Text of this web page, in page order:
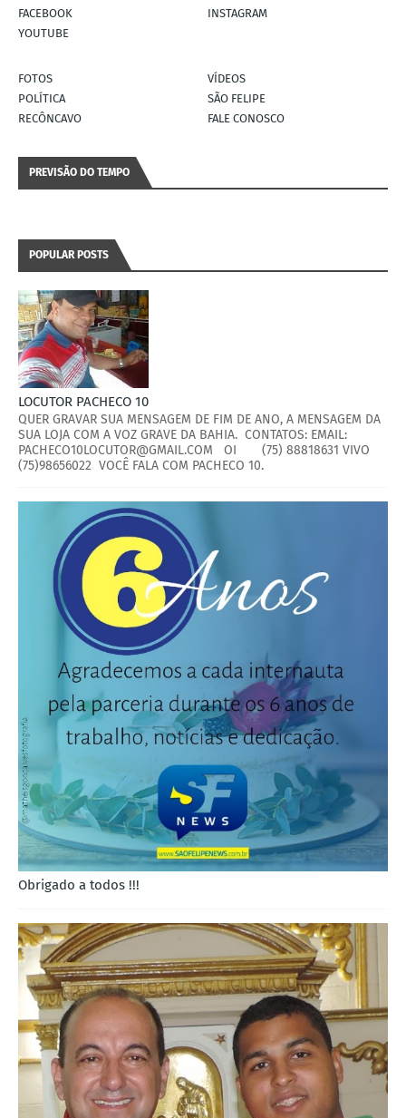
FACEBOOK
INSTAGRAM
YOUTUBE
FOTOS
VÍDEOS
POLÍTICA
SÃO FELIPE
RECÔNCAVO
FALE CONOSCO
PREVISÃO DO TEMPO
POPULAR POSTS
LOCUTOR PACHECO 10
QUER GRAVAR SUA MENSAGEM DE FIM DE ANO, A MENSAGEM DA
SUA LOJA COM A VOZ GRAVE DA BAHIA. CONTATOS: EMAIL:
PACHECO10LOCUTOR@GMAIL.COM OI (75) 88818631 VIVO
(75)98656022 VOCÊ FALA COM PACHECO 10.
Obrigado a todos !!!